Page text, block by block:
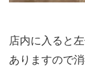
店内に入ると
ありますので